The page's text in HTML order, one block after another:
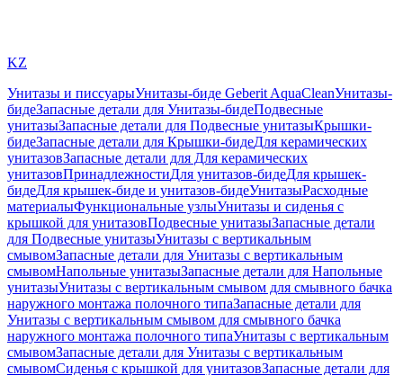
KZ
Унитазы и писсуарыУнитазы-биде Geberit AquaCleanУнитазы-
бидеЗапасные детали для Унитазы-бидеПодвесные
унитазыЗапасные детали для Подвесные унитазыКрышки-
бидеЗапасные детали для Крышки-бидеДля керамических
унитазовЗапасные детали для Для керамических
унитазовПринадлежностиДля унитазов-бидеДля крышек-
бидеДля крышек-биде и унитазов-бидеУнитазыРасходные
материалыФункциональные узлыУнитазы и сиденья с
крышкой для унитазовПодвесные унитазыЗапасные детали
для Подвесные унитазыУнитазы с вертикальным
смывомЗапасные детали для Унитазы с вертикальным
смывомНапольные унитазыЗапасные детали для Напольные
унитазыУнитазы с вертикальным смывом для смывного бачка
наружного монтажа полочного типаЗапасные детали для
Унитазы с вертикальным смывом для смывного бачка
наружного монтажа полочного типаУнитазы с вертикальным
смывомЗапасные детали для Унитазы с вертикальным
смывомСиденья с крышкой для унитазовЗапасные детали для